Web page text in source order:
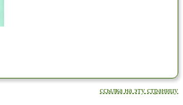
ссылка на эту страницу